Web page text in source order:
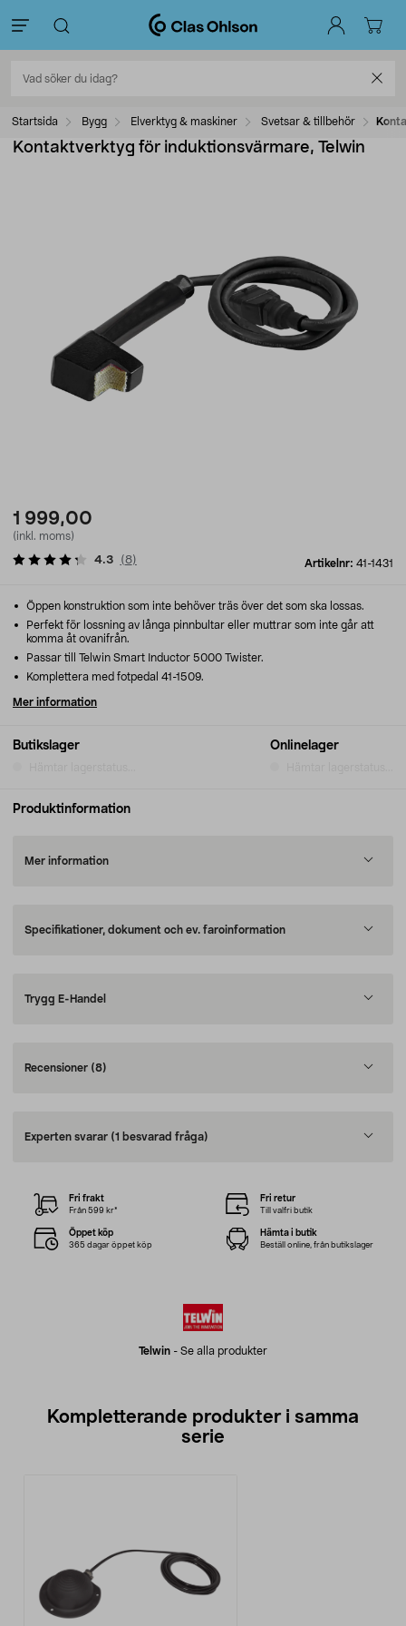
Startsida Bygg Elverktyg & maskiner Svetsar & tillbehör
Kontaktverktyg för induktionsvärmare, Telwin
1 999,00
(inkl. moms)
Artikelnr: 41-1431
4.3 (8)
Butikslager Onlinelager
Öppen konstruktion som inte behöver träs över det som ska lossas.
Perfekt för lossning av långa pinnbultar eller muttrar som inte går att
komma åt ovanifrån.
Passar till Telwin Smart Inductor 5000 Twister.
Komplettera med fotpedal 41-1509.
Mer information
Produktinformation
Mer information
Specifikationer, dokument och ev. faroinformation
Trygg E-Handel
Recensioner (8)
Experten svarar (1 besvarad fråga)
Telwin - Se alla produkter
Fri frakt
Från 599 kr*
Fri retur
Till valfri butik
Öppet köp
365 dagar öppet köp
Hämta i butik
Beställ online, från butikslager
Kompletterande produkter i samma
serie